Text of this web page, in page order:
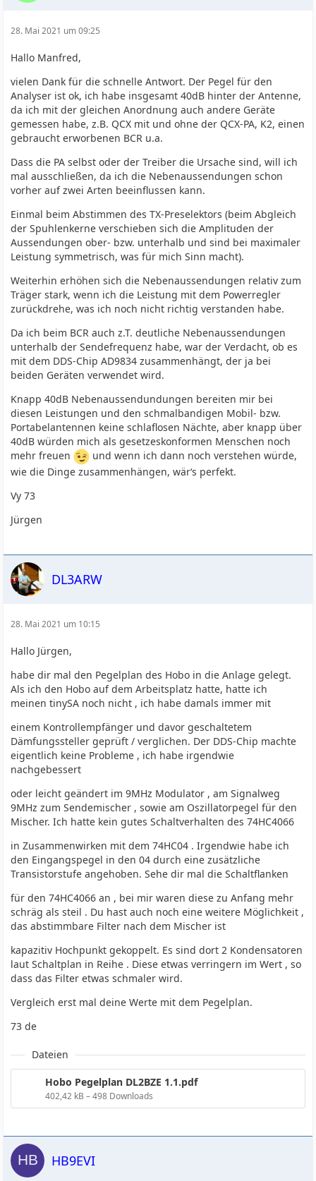
28. Mai 2021 um 09:25
Hallo Manfred,
vielen Dank für die schnelle Antwort. Der Pegel für den
Analyser ist ok, ich habe insgesamt 40dB hinter der Antenne,
da ich mit der gleichen Anordnung auch andere Geräte
gemessen habe, z.B. QCX mit und ohne der QCX-PA, K2, einen
gebraucht erworbenen BCR u.a.
Dass die PA selbst oder der Treiber die Ursache sind, will ich
mal ausschließen, da ich die Nebenaussendungen schon
vorher auf zwei Arten beeinflussen kann.
Einmal beim Abstimmen des TX-Preselektors (beim Abgleich
der Spuhlenkerne verschieben sich die Amplituden der
Aussendungen ober- bzw. unterhalb und sind bei maximaler
Leistung symmetrisch, was für mich Sinn macht).
Weiterhin erhöhen sich die Nebenaussendungen relativ zum
Träger stark, wenn ich die Leistung mit dem Powerregler
zurückdrehe, was ich noch nicht richtig verstanden habe.
Da ich beim BCR auch z.T. deutliche Nebenaussendungen
unterhalb der Sendefrequenz habe, war der Verdacht, ob es
mit dem DDS-Chip AD9834 zusammenhängt, der ja bei
beiden Geräten verwendet wird.
Knapp 40dB Nebenaussendundungen bereiten mir bei
diesen Leistungen und den schmalbandigen Mobil- bzw.
Portabelantennen keine schlaflosen Nächte, aber knapp über
40dB würden mich als gesetzeskonformen Menschen noch
mehr freuen
und wenn ich dann noch verstehen würde,
wie die Dinge zusammenhängen, wär‘s perfekt.
Vy 73
Jürgen
DL3ARW
28. Mai 2021 um 10:15
Hallo Jürgen,
habe dir mal den Pegelplan des Hobo in die Anlage gelegt.
Als ich den Hobo auf dem Arbeitsplatz hatte, hatte ich
meinen tinySA noch nicht , ich habe damals immer mit
einem Kontrollempfänger und davor geschaltetem
Dämfungssteller geprüft / verglichen. Der DDS-Chip machte
eigentlich keine Probleme , ich habe irgendwie
nachgebessert
oder leicht geändert im 9MHz Modulator , am Signalweg
9MHz zum Sendemischer , sowie am Oszillatorpegel für den
Mischer. Ich hatte kein gutes Schaltverhalten des 74HC4066
in Zusammenwirken mit dem 74HC04 . Irgendwie habe ich
den Eingangspegel in den 04 durch eine zusätzliche
Transistorstufe angehoben. Sehe dir mal die Schaltflanken
für den 74HC4066 an , bei mir waren diese zu Anfang mehr
schräg als steil . Du hast auch noch eine weitere Möglichkeit ,
das abstimmbare Filter nach dem Mischer ist
kapazitiv Hochpunkt gekoppelt. Es sind dort 2 Kondensatoren
laut Schaltplan in Reihe . Diese etwas verringern im Wert , so
dass das Filter etwas schmaler wird.
Vergleich erst mal deine Werte mit dem Pegelplan.
73 de
Dateien
Hobo Pegelplan DL2BZE 1.1.pdf
402,42 kB – 498 Downloads
HB9EVI